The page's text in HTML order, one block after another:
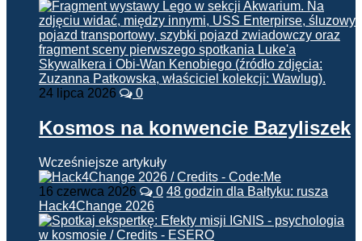
24 lipca 2026 0
Kosmos na konwencie Bazyliszek
Wcześniejsze artykuły
16 czerwca 2026 0 48 godzin dla Bałtyku: rusza
Hack4Change 2026